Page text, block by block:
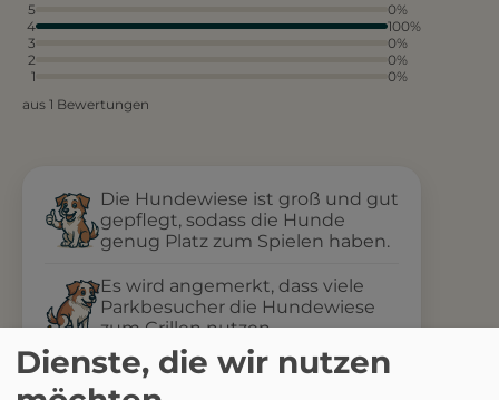
5
0%
4
100%
3
0%
2
0%
1
0%
aus 1 Bewertungen
Die Hundewiese ist groß und gut
gepflegt, sodass die Hunde
genug Platz zum Spielen haben.
Es wird angemerkt, dass viele
Parkbesucher die Hundewiese
zum Grillen nutzen.
Dienste, die wir nutzen